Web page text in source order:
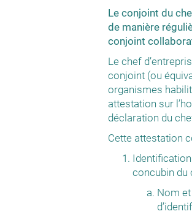
Le conjoint du
de manière
conjoint
Le chef
conjoint (ou
organismes
attestation sur
déclaration du
Cette attestation
concubin du
Nom